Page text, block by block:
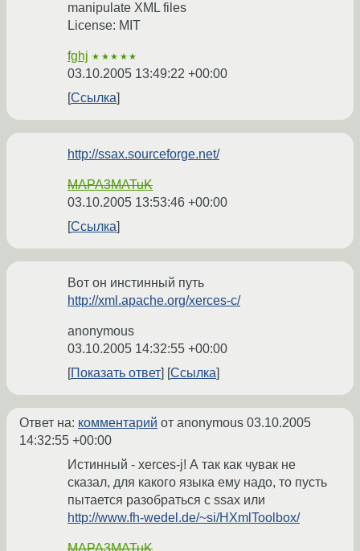
manipulate XML files
License: MIT
fghj ★★★★★
03.10.2005 13:49:22 +00:00
Ссылка
http://ssax.sourceforge.net/
MAPA3MATuK
03.10.2005 13:53:46 +00:00
Ссылка
Вот он инстинный путь
http://xml.apache.org/xerces-c/
anonymous
03.10.2005 14:32:55 +00:00
Показать ответ
Ссылка
Ответ на: комментарий от anonymous 03.10.2005
14:32:55 +00:00
Истинный - xerces-j! А так как чувак не
сказал, для какого языка ему надо, то пусть
пытается разобраться с ssax или
http://www.fh-wedel.de/~si/HXmlToolbox/